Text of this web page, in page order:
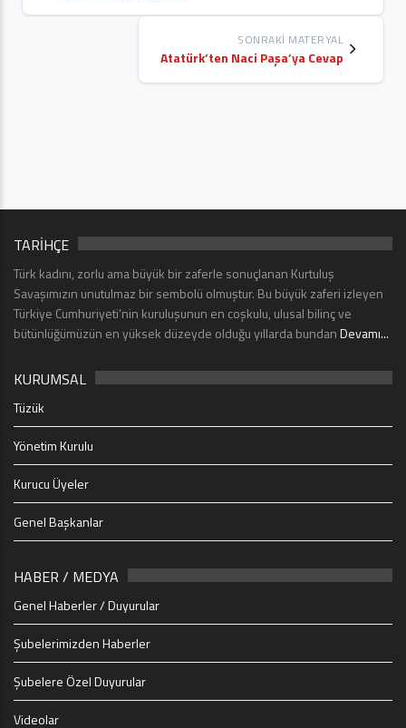
SONRAKI MATERYAL
Atatürk’ten Naci Paşa’ya Cevap
TARİHÇE
Türk kadını, zorlu ama büyük bir zaferle sonuçlanan Kurtuluş
Savaşımızın unutulmaz bir sembolü olmuştur. Bu büyük zaferi izleyen
Türkiye Cumhuriyeti’nin kuruluşunun en coşkulu, ulusal bilinç ve
bütünlüğümüzün en yüksek düzeyde olduğu yıllarda bundanDevamı...
KURUMSAL
Tüzük
Yönetim Kurulu
Kurucu Üyeler
Genel Başkanlar
HABER / MEDYA
Genel Haberler / Duyurular
Şubelerimizden Haberler
Şubelere Özel Duyurular
Videolar